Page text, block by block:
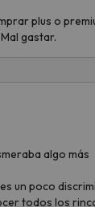
plus o
gastar.
algo más
un poco
todos los